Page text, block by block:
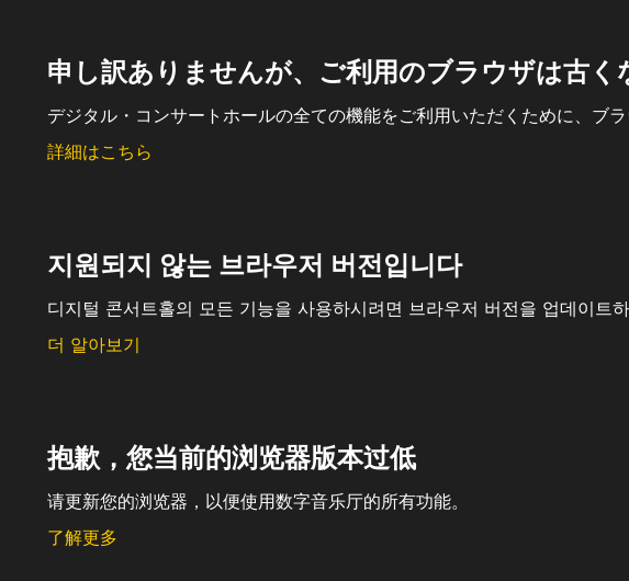
申し訳ありませんが、ご利用のブラウザは古く
デジタル・コンサートホールの全ての機能をご利用いただくために、ブ
詳細はこちら
지원되지 않는 브라우저 버전입니다
디지털 콘서트홀의 모든 기능을 사용하시려면 브라우저 버전을 업데이트
더 알아보기
抱歉，您当前的浏览器版本过低
请更新您的浏览器，以便使用数字音乐厅的所有功能。
了解更多